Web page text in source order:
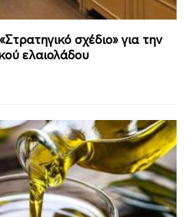
σχέδιο» για την
ελαιολάδου